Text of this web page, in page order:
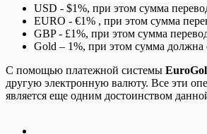
USD - $1%, при этом сумма
EURO - €1% , при этом сумма
GBP - £1%, при этом сумма
Gold – 1%, при этом сумма должна
С помощью платежной системы
другую электронную валюту. Все эти
является еще одним достоинством